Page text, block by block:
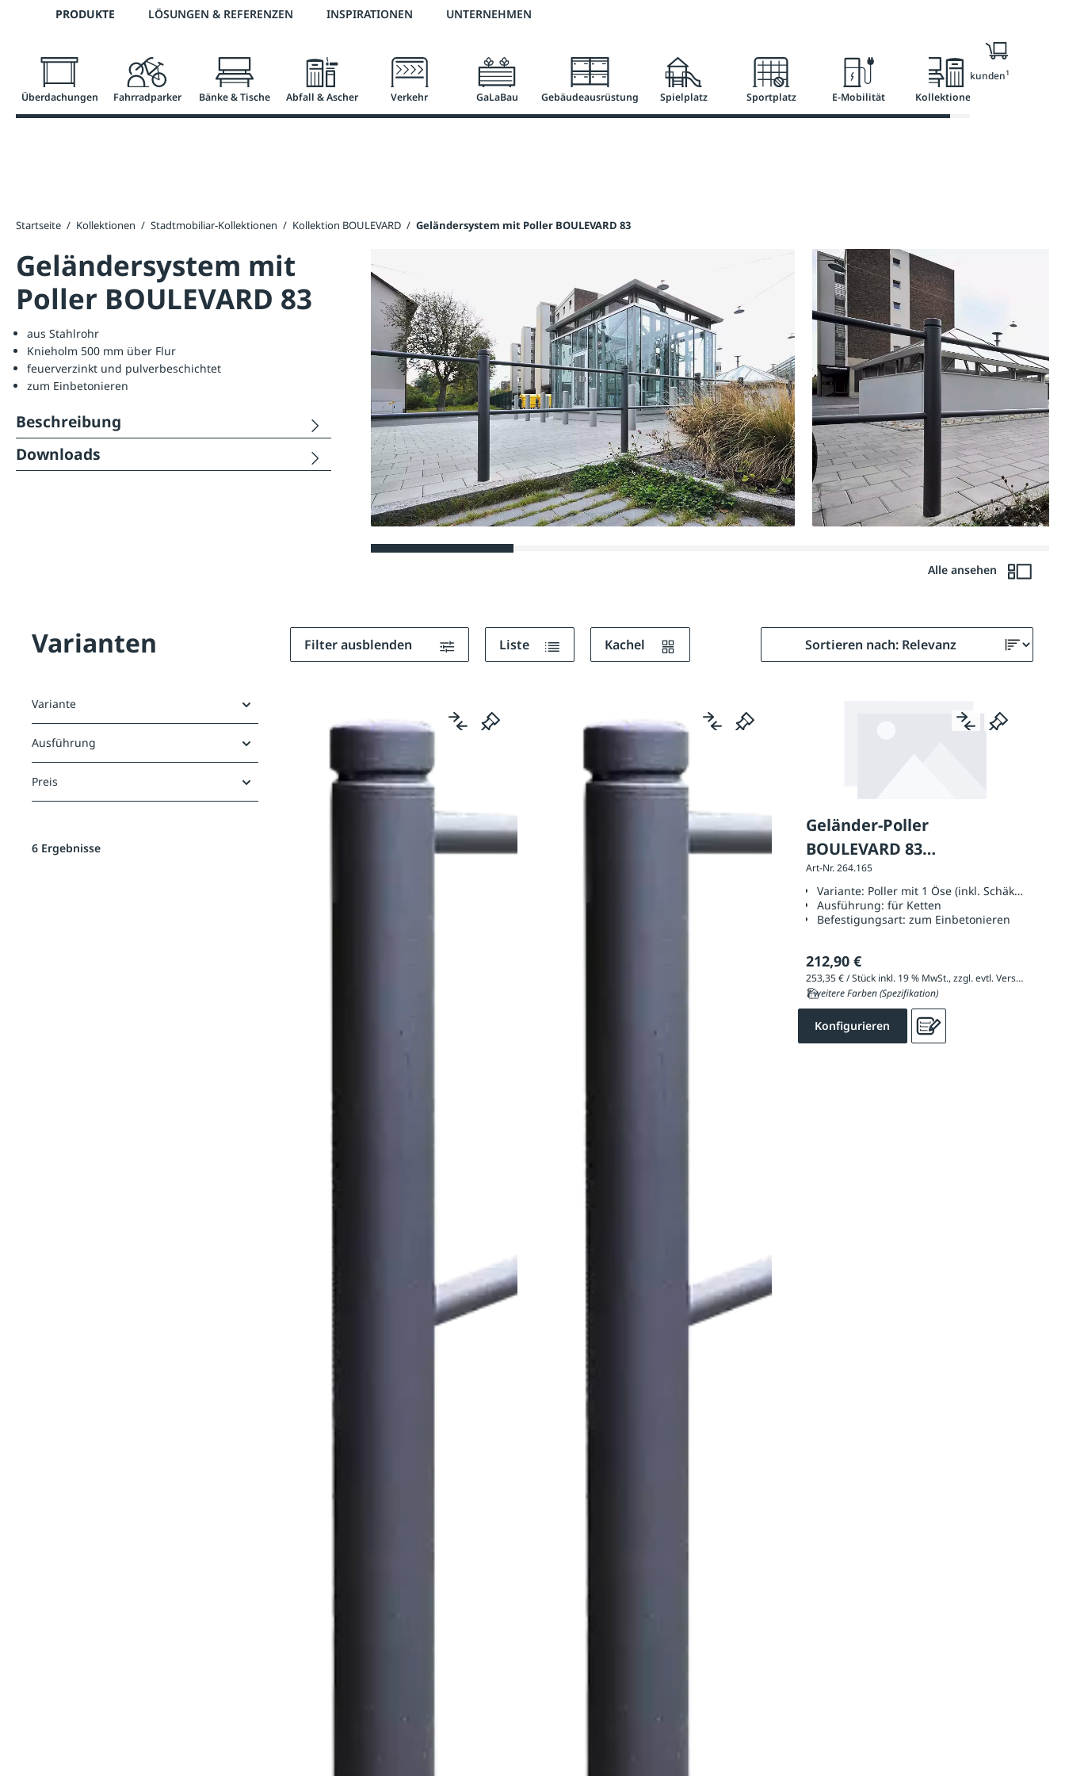
Zur Hauptnavigation springen
Telefon: 0800 / 100 49 02 2 % Vorkassen-Skonto versandkostenfrei ab 50 €
PRODUKTE LÖSUNGEN & REFERENZEN INSPIRATIONEN UNTERNEHMEN
Überdachungen Fahrradparker Bänke & Tische Abfall & Ascher Verkehr GaLaBau Gebäudeausrüstung Spielplatz Sportplatz E-Mobilität Kollektionen
Nur für Geschäftskunden1
Startseite / Kollektionen / Stadtmobiliar-Kollektionen / Kollektion BOULEVARD / Geländersystem mit Poller BOULEVARD 83
Geländersystem mit
Poller BOULEVARD 83
Alle ansehen
aus Stahlrohr
Knieholm 500 mm über Flur
feuerverzinkt und pulverbeschichtet
zum Einbetonieren
Beschreibung
Downloads
Varianten
Variante
Ausführung
Preis
6 Ergebnisse
Filter ausblenden Liste Kachel
Geländer-Poller
BOULEVARD 83
Kettenpoller mit 1 Öse
(inkl. Schäkel)
Art-Nr. 264.165
Variante: Poller mit 1 Öse (inkl. Schäkel)
Ausführung: für Ketten
Befestigungsart: zum Einbetonieren
212,90 €
253,35 € / Stück inkl. 19 % MwSt., zzgl. evtl. Versandkosten
7 weitere Farben (Spezifikation)
Konfigurieren